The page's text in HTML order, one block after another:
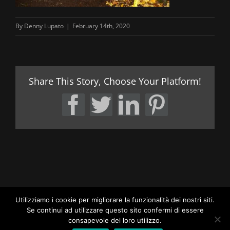
By Denny Lupato | February 14th, 2020
Share This Story, Choose Your Platform!
Facebook
TwitterLinkedIn
LUPATO BROTHERS OFFICIAL SITE | ALL RIGHTS RESERVED |
Utilizziamo i cookie per migliorare la funzionalità dei nostri siti.
Se continui ad utilizzare questo sito confermi di essere
consapevole del loro utilizzo.